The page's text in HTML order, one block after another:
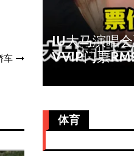
车
周冬雨爆秀
影全程臭脸
体育